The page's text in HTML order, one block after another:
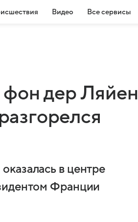
Видео Все сервисы
фон дер Ляйен
в центре
Франции